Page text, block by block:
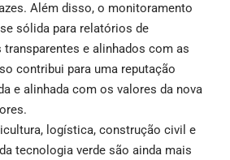
Além disso, o monitoramento
sólida para relatórios de
e alinhados com as
contribui para uma reputação
e alinhada com os valores da nova
logística, construção civil e
tecnologia verde são ainda mais